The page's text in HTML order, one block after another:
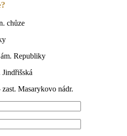
chůze
Republiky
Masarykovo nádr.